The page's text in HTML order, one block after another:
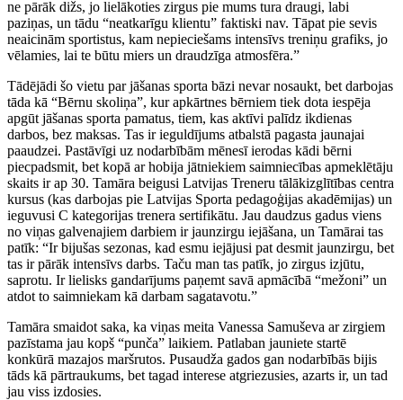
ne pārāk dižs, jo lielākoties zirgus pie mums tura draugi, labi
paziņas, un tādu “neatkarīgu klientu” faktiski nav. Tāpat pie sevis
neaicinām sportistus, kam nepieciešams intensīvs treniņu grafiks, jo
vēlamies, lai te būtu miers un draudzīga atmosfēra.”
Tādējādi šo vietu par jāšanas sporta bāzi nevar nosaukt, bet darbojas
tāda kā “Bērnu skoliņa”, kur apkārtnes bērniem tiek dota iespēja
apgūt jāšanas sporta pamatus, tiem, kas aktīvi palīdz ikdienas
darbos, bez maksas. Tas ir ieguldījums atbalstā pagasta jaunajai
paaudzei. Pastāvīgi uz nodarbībām mēnesī ierodas kādi bērni
piecpadsmit, bet kopā ar hobija jātniekiem saimniecības apmeklētāju
skaits ir ap 30. Tamāra beigusi Latvijas Treneru tālākizglītības centra
kursus (kas darbojas pie Latvijas Sporta pedagoģijas akadēmijas) un
ieguvusi C kategorijas trenera sertifikātu. Jau daudzus gadus viens
no viņas galvenajiem darbiem ir jaunzirgu iejāšana, un Tamārai tas
patīk: “Ir bijušas sezonas, kad esmu iejājusi pat desmit jaunzirgu, bet
tas ir pārāk intensīvs darbs. Taču man tas patīk, jo zirgus izjūtu,
saprotu. Ir lielisks gandarījums paņemt savā apmācībā “mežoni” un
atdot to saimniekam kā darbam sagatavotu.”
Tamāra smaidot saka, ka viņas meita Vanessa Samuševa ar zirgiem
pazīstama jau kopš “punča” laikiem. Patlaban jauniete startē
konkūrā mazajos maršrutos. Pusaudža gados gan nodarbībās bijis
tāds kā pārtraukums, bet tagad interese atgriezusies, azarts ir, un tad
jau viss izdosies.